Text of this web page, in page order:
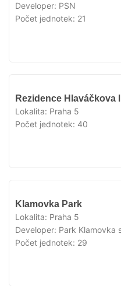
Developer: PSN
Počet jednotek: 21
Rezidence Hlaváčkova II
Lokalita: Praha 5
Počet jednotek: 40
Klamovka Park
Lokalita: Praha 5
Developer: Park Klamovka
Počet jednotek: 29